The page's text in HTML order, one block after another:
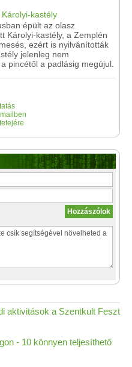
épült az olasz
Károlyi-kastély, a Zemplén
ezért is nyilvánították
jelenleg nem
pincétől a padlásig megújul.
aktivitások a Szentkult Feszt
- 10 könnyen teljesíthető